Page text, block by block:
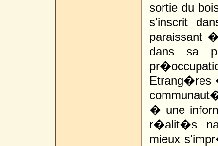
sortie du
s'inscrit
paraissant
dans sa
Etrang�res
� une
r�alit�s
mieux